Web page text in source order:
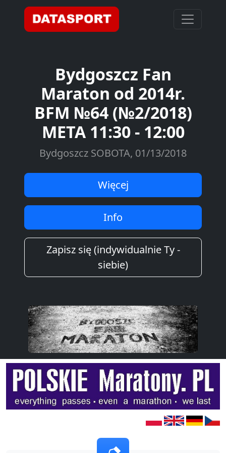
Bydgoszcz Fan
Maraton od 2014r.
BFM №64 (№2/2018)
META 11:30 - 12:00
Bydgoszcz SOBOTA, 01/13/2018
Więcej
Info
Zapisz się (indywidualnie Ty -
siebie)